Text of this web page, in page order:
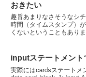
おきたい
趣旨あまりなさそうなシ
時間（タイムスタンプ）
くないということもあり
inputステートメン
実際にはcardsステートメ